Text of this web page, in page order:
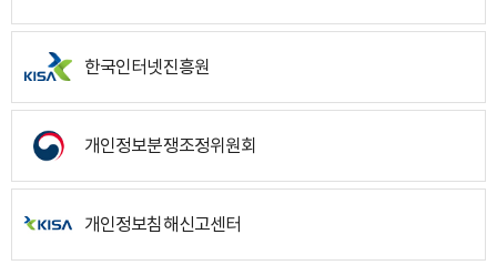
한국인터넷진흥원
개인정보분쟁조정위원회
개인정보침해신고센터